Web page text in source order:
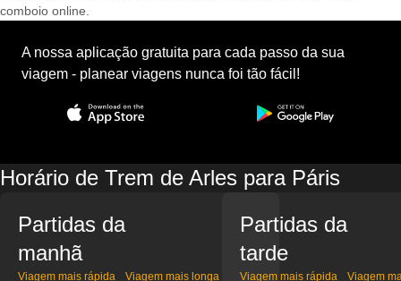
comboio online.
A nossa aplicação gratuita para cada passo da sua
viagem - planear viagens nunca foi tão fácil!
Horário de Trem de Arles para Páris
Partidas da
manhã
Viagem mais rápida Viagem mais longa
Partidas da
tarde
Viagem mais rápida Viagem